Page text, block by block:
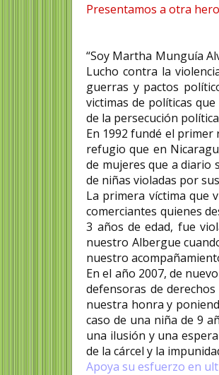
Presentamos a otra
“Soy Martha Munguía
Lucho contra la
guerras y pactos
victimas de políticas
de la persecución
En 1992 fundé el primer
refugio que en
de mujeres que a diario
de niñas violadas por
La primera víctima que
comerciantes quienes
3 años de edad, fue
nuestro Albergue
nuestro
En el año 2007, de
defensoras de
nuestra honra y
caso de una niña de 9
una ilusión y una
de la cárcel y la
Apoya su esfuerzo en